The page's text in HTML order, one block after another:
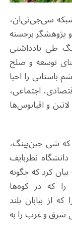
سی‌جی‌تی‌ان،
پژوهشگر برجسته
طی یادداشتی
توسعه و صلح
باستانی را احیا
اجتماعی،
و اقیانوس‌ها
که شی جین‌پینگ،
چین، در 7 سپتامبر 2013 در دانشگاه نظربایف
کرد که چگونه
را که در کوه‌ها
از بیابان بلند
شرق و غرب را به